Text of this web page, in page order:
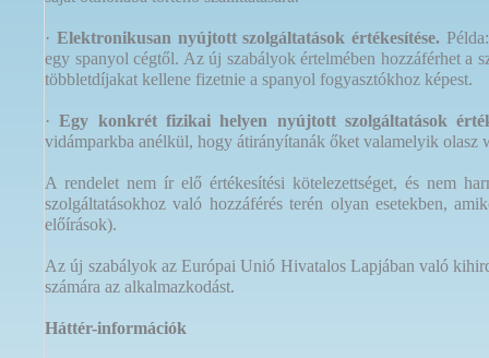
· Elektronikusan nyújtott szolgáltatások értékesítése.
egy spanyol cégtől. Az új szabályok értelmében hozzáférhet a
többletdíjakat kellene fizetnie a spanyol fogyasztókhoz képest.
·Egy konkrét fizikai helyen nyújtott szolgáltatások
vidámparkba anélkül, hogy átirányítanák őket valamelyik olasz
A rendelet nem ír elő értékesítési kötelezettséget, és nem
szolgáltatásokhoz való hozzáférés terén olyan esetekben,
előírások).
Az új szabályok az Európai Unió Hivatalos Lapjában való
számára az alkalmazkodást.
Háttér-információk